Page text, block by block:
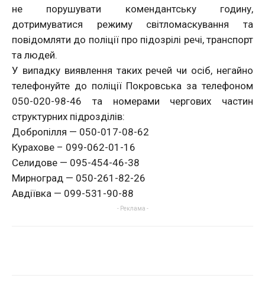
не порушувати комендантську годину,
дотримуватися режиму світломаскування та
повідомляти до поліції про підозрілі речі, транспорт
та людей.
У випадку виявлення таких речей чи осіб, негайно
телефонуйте до поліції Покровська за телефоном
050-020-98-46 та номерами чергових частин
структурних підрозділів:
Добропілля — 050-017-08-62
Курахове – 099-062-01-16
Селидове — 095-454-46-38
Мирноград — 050-261-82-26
Авдіївка — 099-531-90-88
- Реклама -